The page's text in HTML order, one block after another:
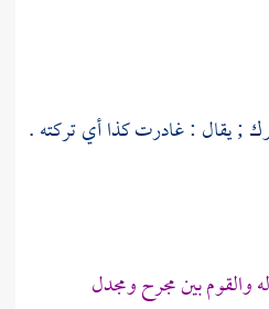
; يقال : غادرت كذا أي تركته .
والقوم بين مجرح ومجدل